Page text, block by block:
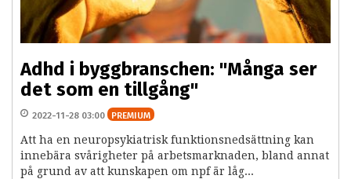
Adhd i byggbranschen: "Många ser
det som en tillgång"
2022-11-28 03:00 PREMIUM
Att ha en neuropsykiatrisk funktionsnedsättning kan
innebära svårigheter på arbetsmarknaden, bland annat
på grund av att kunskapen om npf är låg...